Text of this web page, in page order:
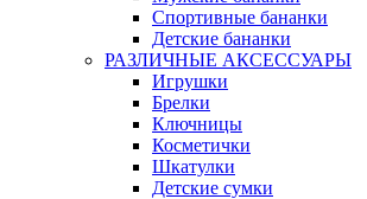
Спортивные бананки
Детские бананки
РАЗЛИЧНЫЕ АКСЕССУАРЫ
Игрушки
Брелки
Ключницы
Косметички
Шкатулки
Детские сумки